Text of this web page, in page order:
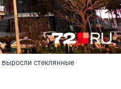
выросли стеклянные